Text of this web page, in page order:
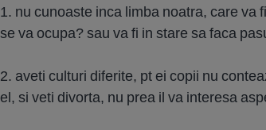
1. nu cunoaste inca limba noatra, care va
se va ocupa? sau va fi in stare sa faca
2. aveti culturi diferite, pt ei copii nu
el, si veti divorta, nu prea il va interesa